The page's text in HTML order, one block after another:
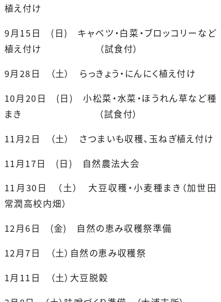
植え付け
9月15日 (日) キャベツ・白菜・ブロッコリーなど
植え付け （試食付）
9月28日 （土） らっきょう・にんにく植え付け
10月20日 (日) 小松菜・水菜・ほうれん草など種
まき （試食付）
11月2日 （土） さつまいも収穫、玉ねぎ植え付け
11月17日 (日) 自然農法大会
11月30日 （土） 大豆収穫・小麦種まき（加世田
常潤高校内畑）
12月6日 (金) 自然の恵み収穫祭準備
12月7日 （土）自然の恵み収穫祭
1月11日 （土）大豆脱穀